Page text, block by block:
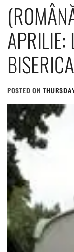
APRILIE:
POSTED ON